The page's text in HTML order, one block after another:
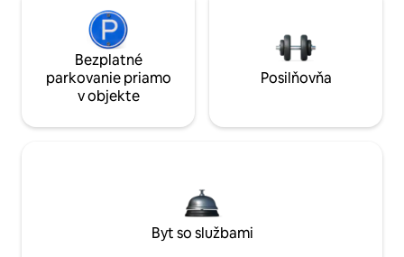
Bezplatné
parkovanie priamo
v objekte
Posilňovňa
Byt so službami